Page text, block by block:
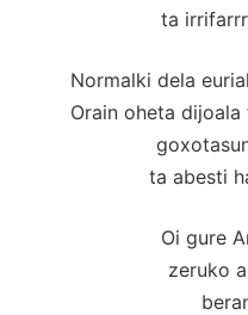
ta
Normalki dela
Orain oheta
ta abesti
Oi gure
zeruko